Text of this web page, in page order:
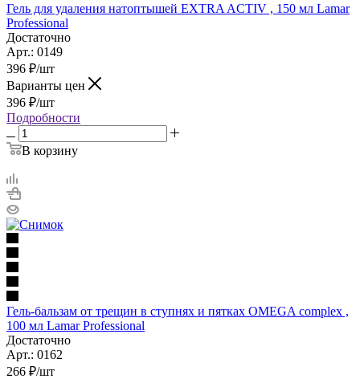
Гель для удаления натоптышей EXTRA ACTIV , 150 мл Lamar
Professional
Достаточно
Арт.: 0149
396 ₽/шт
Варианты цен
396 ₽/шт
Подробности
В корзину
Гель-бальзам от трещин в ступнях и пятках OMEGA complex ,
100 мл Lamar Professional
Достаточно
Арт.: 0162
266 ₽/шт